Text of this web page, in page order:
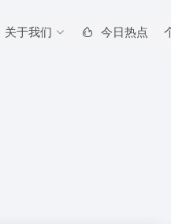
关于我们 今日热点